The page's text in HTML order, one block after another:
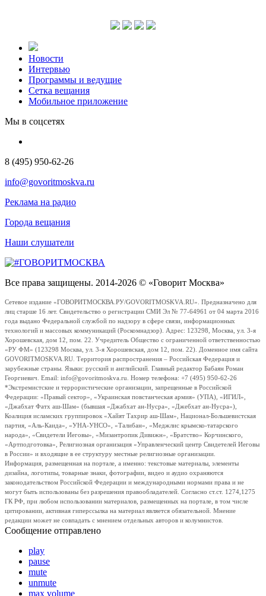
Новости
Интервью
Программы и ведущие
Сетка вещания
Мобильное приложение
Мы в соцсетях
8 (495) 950-62-26
info@govoritmoskva.ru
Реклама на радио
Города вещания
Наши слушатели
Все права защищены. 2014-2026 © «Говорит Москва»
Сетевое издание «ГОВОРИТМОСКВА.РУ/GOVORITMOSKVA.RU». Предназначено для
лиц старше 16 лет. Свидетельство о регистрации СМИ Эл № 77-64961 от 04 марта 2016
года выдано Федеральной службой по надзору в сфере связи, информационных
технологий и массовых коммуникаций (Роскомнадзор). Адрес: 123298, Москва, ул. 3-я
Хорошевская, дом 12, пом. 22. Учредитель Общество с ограниченной ответственностью
«РУ ФМ» (123298 Москва, ул. 3-я Хорошевская, дом 12, пом. 22). Доменное имя сайта
GOVORITMOSKVA.RU. Территория распространения – Российская Федерация и
зарубежные страны. Языки: русский и английский. Главный редактор Бабаян Роман
Георгиевич. Email: info@govoritmoskva.ru. Номер телефона: +7 (495) 950-62-26
*Экстремистские и террористические организации, запрещенные в Российской
Федерации: «Правый сектор», «Украинская повстанческая армия» (УПА), «ИГИЛ»,
«Джабхат Фатх аш-Шам» (бывшая «Джабхат ан-Нусра», «Джебхат ан-Нусра»),
Коалиция исламских группировок «Хайят Тахрир аш-Шам», Национал-Большевистская
партия, «Аль-Каида», «УНА-УНСО», «Талибан», «Меджлис крымско-татарского
народа», «Свидетели Иеговы», «Мизантропик Дивижн», «Братство» Корчинского,
«Артподготовка», Религиозная организация «Управленческий центр Свидетелей Иеговы
в России» и входящие в ее структуру местные религиозные организации.
Информация, размещенная на портале, а именно: текстовые материалы, элементы
дизайна, логотипы, товарные знаки, фотографии, видео и аудио охраняются
законодательством Российской Федерации и международными нормами права и не
могут быть использованы без разрешения правообладателей. Согласно ст.ст. 1274,1275
ГК РФ, при любом использовании материалов, размещенных на портале, в том числе
цитировании, активная гиперссылка на материал является обязательной. Мнение
редакции может не совпадать с мнением отдельных авторов и колумнистов.
Сообщение отправлено
play
pause
mute
unmute
max volume